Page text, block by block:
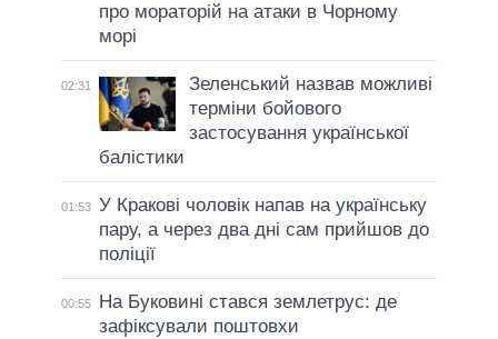
про мораторій на атаки в Чорному
морі
02:31
Зеленський назвав можливі
терміни бойового
застосування української
балістики
01:53 У Кракові чоловік напав на українську
пару, а через два дні сам прийшов до
поліції
00:55
На Буковині стався землетрус: де
зафіксували поштовхи